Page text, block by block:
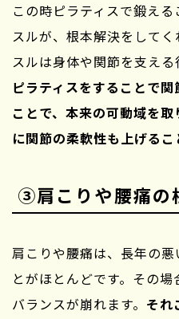
この時ピラティスで鍛え
スルが、根本解決をして
スルは身体や関節を支える
ピラティスをすることで
ことで、本来の可動域を
に関節の柔軟性も上げるこ
③肩こりや腰痛の
肩こりや腰痛は、長年の
とがほとんどです。その
バランスが崩れます。 それ